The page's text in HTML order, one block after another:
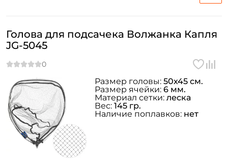
Голова для подсачека Волжанка Капля
JG-5045
Размер головы: 50х45 см.
Размер ячейки: 6 мм.
Материал сетки: леска
Вес: 145 гр.
Наличие поплавков: нет